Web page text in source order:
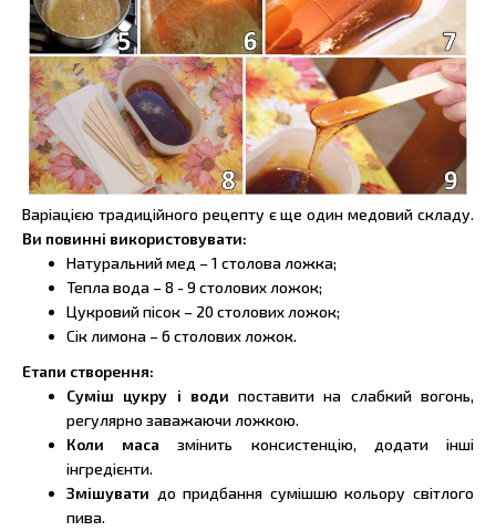
Варіацією традиційного рецепту є ще один медовий складу.
Ви повинні використовувати:
Натуральний мед – 1 столова ложка;
Тепла вода – 8 - 9 столових ложок;
Цукровий пісок – 20 столових ложок;
Сік лимона – 6 столових ложок.
Етапи створення:
Суміш цукру і води поставити на слабкий вогонь,
регулярно заважаючи ложкою.
Коли масазмінить консистенцію, додати інші
інгредієнти.
Змішувати до придбання сумішшю кольору світлого
пива.